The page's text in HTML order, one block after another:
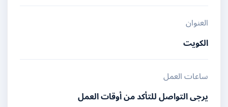
العنوان
الكويت
ساعات العمل
يرجى التواصل للتأكد من أوقات العمل